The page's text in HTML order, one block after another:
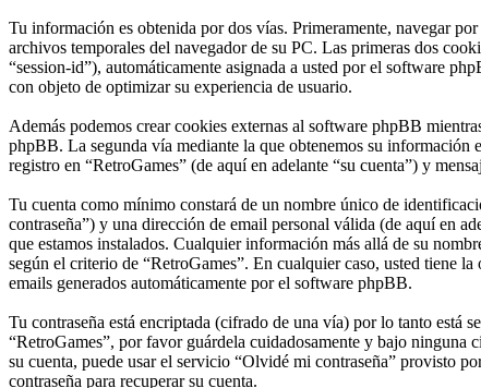
Tu información es obtenida por dos vías. Primeramente, navegar
archivos temporales del navegador de su PC. Las primeras dos
“session-id”), automáticamente asignada a usted por el software
con objeto de optimizar su experiencia de usuario.
Además podemos crear cookies externas al software phpBB
phpBB. La segunda vía mediante la que obtenemos su información
registro en “RetroGames” (de aquí en adelante “su cuenta”) y
Tu cuenta como mínimo constará de un nombre único de
contraseña”) y una dirección de email personal válida (de aquí en
que estamos instalados. Cualquier información más allá de su
según el criterio de “RetroGames”. En cualquier caso, usted tiene
emails generados automáticamente por el software phpBB.
Tu contraseña está encriptada (cifrado de una vía) por lo tanto está
“RetroGames”, por favor guárdela cuidadosamente y bajo ninguna
su cuenta, puede usar el servicio “Olvidé mi contraseña” provisto
contraseña para recuperar su cuenta.